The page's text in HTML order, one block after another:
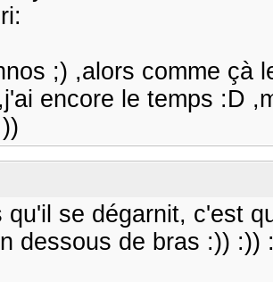
;) ,alors comme çà
encore le temps :D
qu'il se dégarnit, c'est
dessous de bras :))